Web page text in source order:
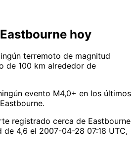
hoy
terremoto de magnitud
de 100 km alrededor de
evento M4,0+ en los últimos
registrado cerca de Eastbourne
de 4,6 el 2007-04-28 07:18 UTC,